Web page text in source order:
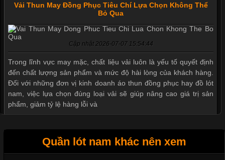
Vải Thun May Đồng Phục Tiêu Chí Lựa Chọn Không Thể
Bỏ Qua
Cập nhật 2026-07-07 15:54:44
Trong lĩnh vực may mặc, chất liệu vải luôn là yếu tố quyết định
đến chất lượng sản phẩm và mức độ hài lòng của khách hàng.
Đối với những đơn vị kinh doanh áo thun đồng phục hay đồ lót
nam, việc lựa chọn đúng loại vải sẽ giúp nâng cao giá trị sản
phẩm, giảm tỷ lệ hàng lỗi và
Quần lót nam khác nên xem
Mẫu quần short quần lót nam nữ hè thu 2017
Thị hiều quần lót nam bơi lội nam và nữ 2017
Xu hướng thời trang trẻ và quần lót nam giá sỉ